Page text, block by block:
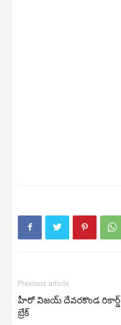
Previous article
హీరో విజయ్ దేవరకొండ రికార్డ్
బ్రేక్